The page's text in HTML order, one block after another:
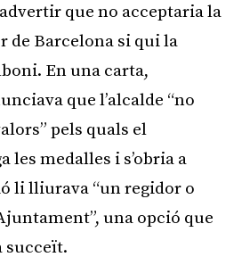
que no acceptaria la
de Barcelona si qui la
En una carta,
que l’alcalde “no
pels quals el
les medalles i s’obria a
li lliurava “un regidor o
una opció que
succeït.